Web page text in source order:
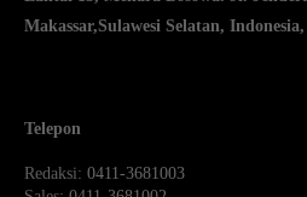
Makassar,Sulawesi Selatan, Indonesia,
Telepon
Redaksi: 0411-3681003